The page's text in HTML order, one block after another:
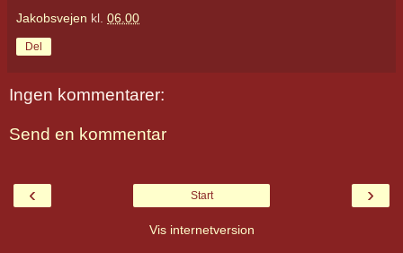
Jakobsvejen kl. 06.00
Del
Ingen kommentarer:
Send en kommentar
‹ ›
Start
Vis internetversion